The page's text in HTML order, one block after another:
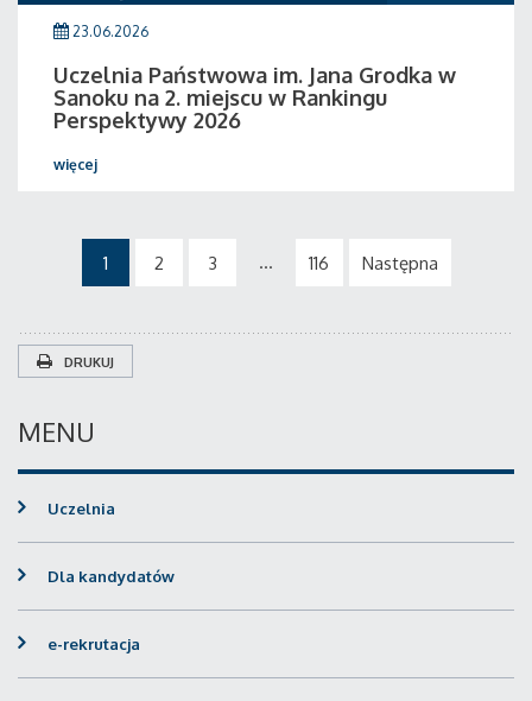
23.06.2026
Uczelnia Państwowa im. Jana Grodka w
Sanoku na 2. miejscu w Rankingu
Perspektywy 2026
więcej
1 2 3 ... 116 Następna
DRUKUJ
MENU
Uczelnia
Dla kandydatów
e-rekrutacja